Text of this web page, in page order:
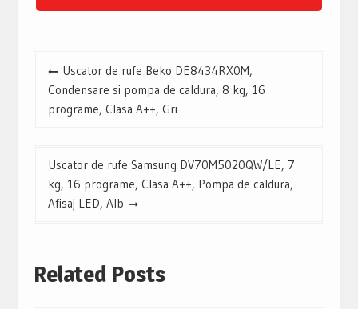
Navigare
articole
Uscator de rufe Beko DE8434RX0M,
Condensare si pompa de caldura, 8 kg, 16
programe, Clasa A++, Gri
Uscator de rufe Samsung DV70M5020QW/LE, 7
kg, 16 programe, Clasa A++, Pompa de caldura,
Afisaj LED, Alb
Related Posts